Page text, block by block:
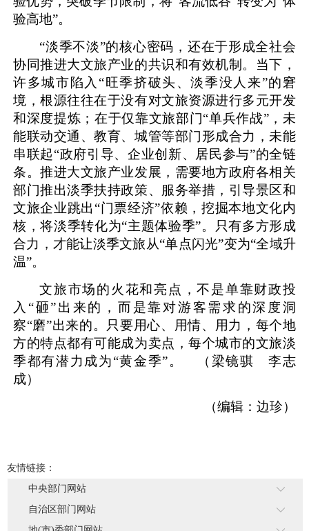
验高地”。
“淡季不淡”的核心密码，还在于形成全社会
协同推进大文旅产业的共识和有效机制。当下，
许多城市陷入“旺季挤破头、淡季没人来”的窘
境，根源往往在于没有对文旅资源进行多元开发
和深度提炼；在于仅靠文旅部门“单兵作战”，未
能联动交通、教育、城管等部门形成合力，未能
串联起“政府引导、企业创新、居民参与”的全链
条。推进大文旅产业发展，需要地方政府各相关
部门推出淡季扶持政策、服务举措，引导景区和
文旅企业跳出“门票经济”依赖，挖掘本地文化内
核，将淡季转化为“主题体验季”。只有多方形成
合力，才能让淡季文旅从“单点闪光”变为“全域升
温”。
文旅市场的火花和亮点，不是单靠财政投
入“砸”出来的，而是靠对游客需求的深度洞
察“磨”出来的。只要用心、用情、用力，每个地
方的特点都有可能成为卖点，每个城市的文旅淡
季都有潜力成为“黄金季”。 （梁镜骐 李志
成）
（编辑：边珍）
友情链接：
中央部门网站
自治区部门网站